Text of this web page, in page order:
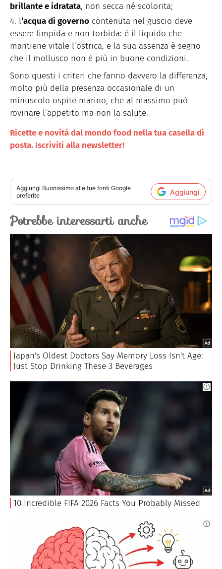
brillante e idratata, non secca né scolorita;
l‘acqua di governo contenuta nel guscio deve
essere limpida e non torbida: è il liquido che
mantiene vitale l’ostrica, e la sua assenza è segno
che il mollusco non è più in buone condizioni.
Sono questi i criteri che fanno davvero la differenza,
molto più della presenza occasionale di un
minuscolo ospite marino, che al massimo può
rovinare l’appetito ma non la salute.
Ricette e novità dal mondo food nella tua casella di
posta. Iscriviti alla newsletter!
Aggiungi Buonissimo alle tue fonti Google
preferite
Aggiungi